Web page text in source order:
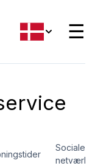
☰
Sociale
netværk